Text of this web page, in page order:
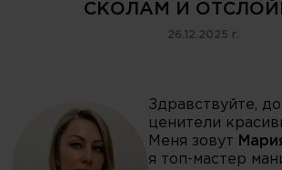
СКОЛАМ И
26.12.2025 г.
Здравствуйте,
ценители
Меня зовут
я топ-мастер